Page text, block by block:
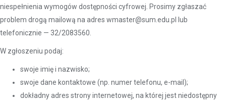
niespełnienia wymogów dostępności cyfrowej. Prosimy zgłaszać
problem drogą mailową na adres wmaster@sum.edu.pl lub
telefonicznie — 32/2083560.
W zgłoszeniu podaj:
swoje imię i nazwisko;
swoje dane kontaktowe (np. numer telefonu, e-mail);
dokładny adres strony internetowej, na której jest niedostępny